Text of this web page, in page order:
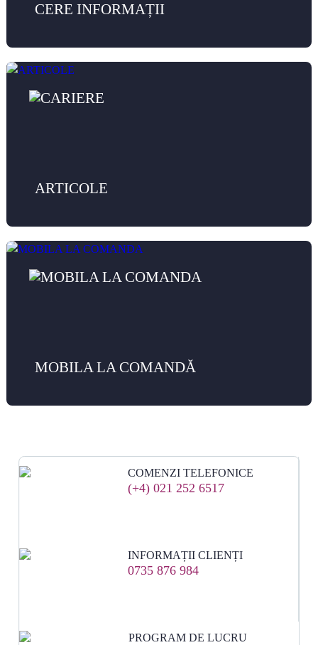
CERE INFORMAȚII
ARTICOLE
MOBILA LA COMANDĂ
COMENZI TELEFONICE
(+4) 021 252 6517
INFORMAȚII CLIENȚI
0735 876 984
PROGRAM DE LUCRU